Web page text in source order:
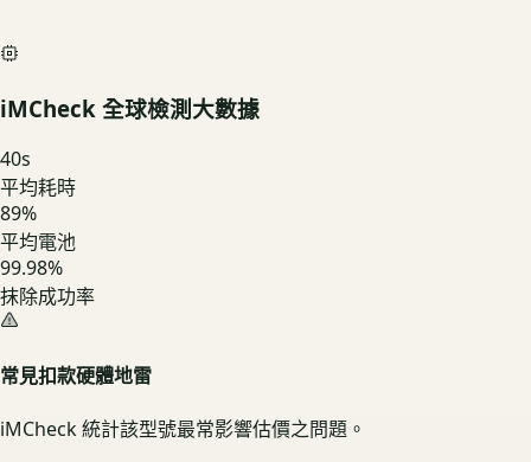
iMCheck 全球檢測大數據
40s
平均耗時
89%
平均電池
99.98%
抹除成功率
常見扣款硬體地雷
iMCheck 統計該型號最常影響估價之問題。